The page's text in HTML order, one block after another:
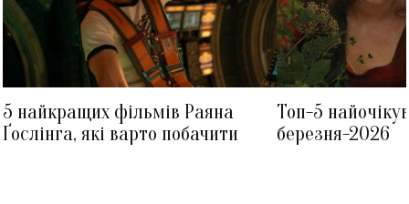
5 найкращих фільмів Раяна
Ґослінга, які варто побачити
Топ-5
березня-2026